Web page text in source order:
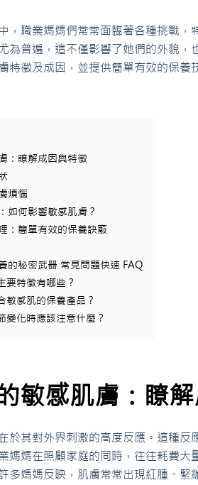
，職業媽媽們常常面臨著各種挑戰，
為普遍，這不僅影響了她們的外貌，
特徵及成因，並提供簡單有效的保養
：瞭解成因與特徵
煩惱
如何影響敏感肌膚？
：簡單有效的保養訣竅
的秘密武器 常見問題快速 FAQ
要特徵有哪些？
敏感肌的保養產品？
變化時應該注意什麼？
敏感肌膚：瞭
於其對外界刺激的高度反應。這種反
媽媽在照顧家庭的同時，往往耗費大
多媽媽反映，肌膚常常出現紅腫、緊